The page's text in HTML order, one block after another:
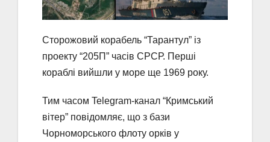
Сторожовий корабель “Тарантул” із
проекту “205П” часів СРСР. Перші
кораблі вийшли у море ще 1969 року.
Тим часом Telegram-канал “Кримський
вітер” повідомляє, що з бази
Чорноморського флоту орків у